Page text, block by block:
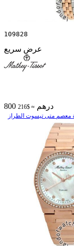
109828
عرض سريع
800 درهم ≈ $216